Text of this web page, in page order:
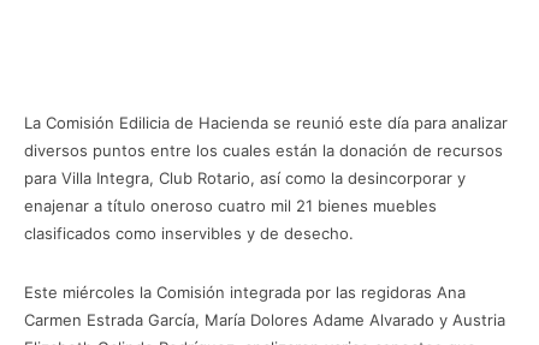
La Comisión Edilicia de Hacienda se reunió este día para analizar
diversos puntos entre los cuales están la donación de recursos
para Villa Integra, Club Rotario, así como la desincorporar y
enajenar a título oneroso cuatro mil 21 bienes muebles
clasificados como inservibles y de desecho.
Este miércoles la Comisión integrada por las regidoras Ana
Carmen Estrada García, María Dolores Adame Alvarado y Austria